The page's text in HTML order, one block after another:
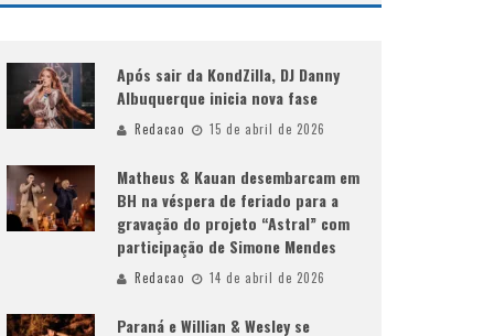
Após sair da KondZilla, DJ Danny
Albuquerque inicia nova fase
Redacao 15 de abril de 2026
Matheus & Kauan desembarcam em
BH na véspera de feriado para a
gravação do projeto “Astral” com
participação de Simone Mendes
Redacao 14 de abril de 2026
Paraná e Willian & Wesley se